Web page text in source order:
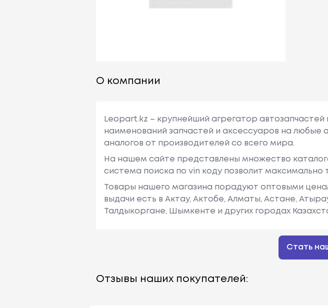
О компании
Leopart.kz – крупнейший агрегатор
наименований запчастей и аксессуаров на любые
аналогов от производителей со всего мира.
На нашем сайте представлены множество
система поиска по vin коду позволит максимально
Товары нашего магазина порадуют оптовыми
выдачи есть в Актау, Актобе, Алматы, Астане,
Талдыкоргане, Шымкенте и других городах
Стать
Отзывы наших покупателей: